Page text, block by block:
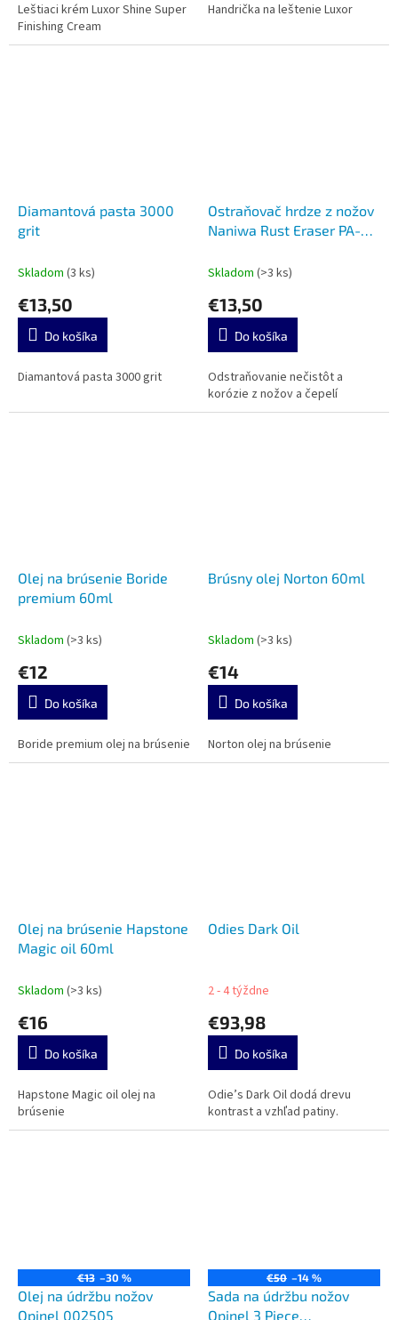
Leštiaci krém Luxor Shine Super
Finishing Cream
Handrička na leštenie Luxor
Diamantová pasta 3000
grit
Skladom (3 ks)
€13,50
Do košíka
Diamantová pasta 3000 grit
Ostraňovač hrdze z nožov
Naniwa Rust Eraser PA-
Skladom (>3 ks)
€13,50
Do košíka
Odstraňovanie nečistôt a
korózie z nožov a čepelí
Olej na brúsenie Boride
premium 60ml
Skladom (>3 ks)
€12
Do košíka
Boride premium olej na brúsenie
Brúsny olej Norton 60ml
Skladom (>3 ks)
€14
Do košíka
Norton olej na brúsenie
Olej na brúsenie Hapstone
Magic oil 60ml
Skladom (>3 ks)
€16
Do košíka
Hapstone Magic oil olej na
brúsenie
Odies Dark Oil
2 - 4 týždne
€93,98
Do košíka
Odie’s Dark Oil dodá drevu
kontrast a vzhľad patiny.
€13 –30 %
Olej na údržbu nožov
Opinel 002505
€50 –14 %
Sada na údržbu nožov
Opinel 3 Piece